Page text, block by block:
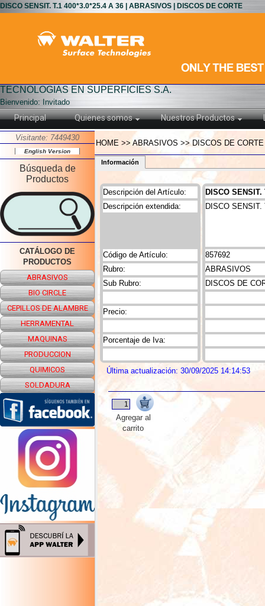
DISCO SENSIT. T.1 400*3.0*25.4 A 36 | ABRASIVOS | DISCOS DE CORTE
TECNOLOGIAS EN SUPERFICIES S.A.
Bienvenido: Invitado
Principal Quienes somos Nuestros Productos
Visitante: 7449430
English Version
Búsqueda de
Productos
CATÁLOGO DE
PRODUCTOS
ABRASIVOS
BIO CIRCLE
CEPILLOS DE ALAMBRE
HERRAMENTAL
MAQUINAS
PRODUCCION
QUIMICOS
SOLDADURA
HOME >> ABRASIVOS >> DISCOS DE
Información
Descripción del Artículo:
Código de Artículo:
Rubro:
Sub Rubro:
Precio:
Descripción extendida:
Porcentaje de Iva:
DISCO SENSIT.
857692
ABRASIVOS
DISCOS DE
DISCO SENSIT.
Última actualización: 30/09/2025 14:14:53
Agregar al
carrito